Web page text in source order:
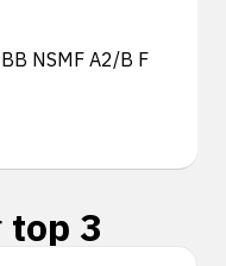
NSMF A2/B F
top 3